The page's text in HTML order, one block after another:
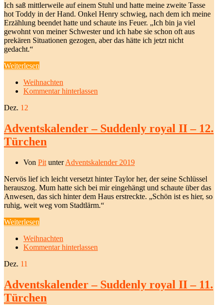
Ich saß mittlerweile auf einem Stuhl und hatte meine zweite Tasse
hot Toddy in der Hand. Onkel Henry schwieg, nach dem ich meine
Erzählung beendet hatte und schaute ins Feuer. „Ich bin ja viel
gewohnt von meiner Schwester und ich habe sie schon oft aus
prekären Situationen gezogen, aber das hätte ich jetzt nicht
gedacht.“
Weiterlesen
Weihnachten
Kommentar hinterlassen
Dez. 12
Adventskalender – Suddenly royal II – 12.
Türchen
Von Pit unterAdventskalender 2019
Nervös lief ich leicht versetzt hinter Taylor her, der seine Schlüssel
herauszog. Mum hatte sich bei mir eingehängt und schaute über das
Anwesen, das sich hinter dem Haus erstreckte. „Schön ist es hier, so
ruhig, weit weg vom Stadtlärm.“
Weiterlesen
Weihnachten
Kommentar hinterlassen
Dez. 11
Adventskalender – Suddenly royal II – 11.
Türchen